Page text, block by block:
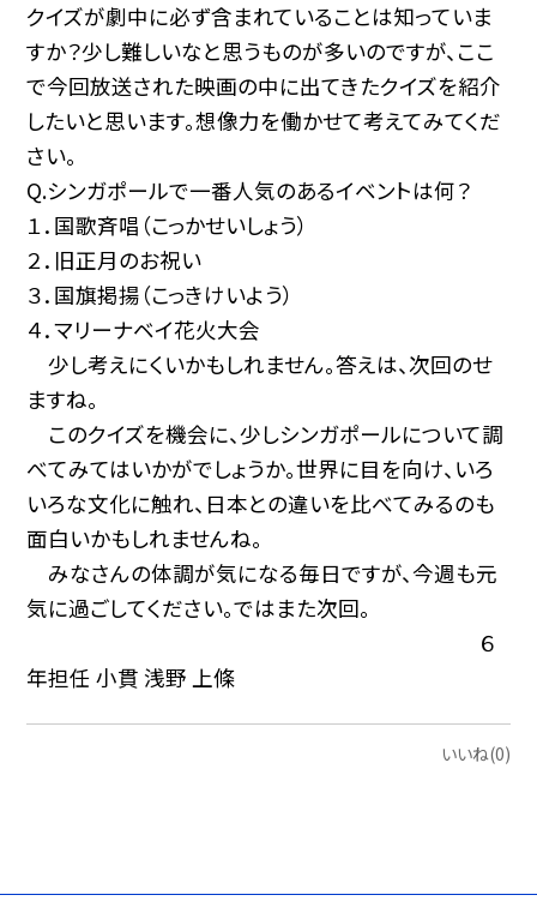
クイズが劇中に必ず含まれていることは知っていま
すか？少し難しいなと思うものが多いのですが、ここ
で今回放送された映画の中に出てきたクイズを紹介
したいと思います。想像力を働かせて考えてみてくだ
さい。
Q.シンガポールで一番人気のあるイベントは何？
１．国歌斉唱（こっかせいしょう）
２．旧正月のお祝い
３．国旗掲揚（こっきけいよう）
４．マリーナベイ花火大会
少し考えにくいかもしれません。答えは、次回のせ
ますね。
このクイズを機会に、少しシンガポールについて調
べてみてはいかがでしょうか。世界に目を向け、いろ
いろな文化に触れ、日本との違いを比べてみるのも
面白いかもしれませんね。
みなさんの体調が気になる毎日ですが、今週も元
気に過ごしてください。ではまた次回。
６
年担任 小貫 浅野 上條
いいね(0)